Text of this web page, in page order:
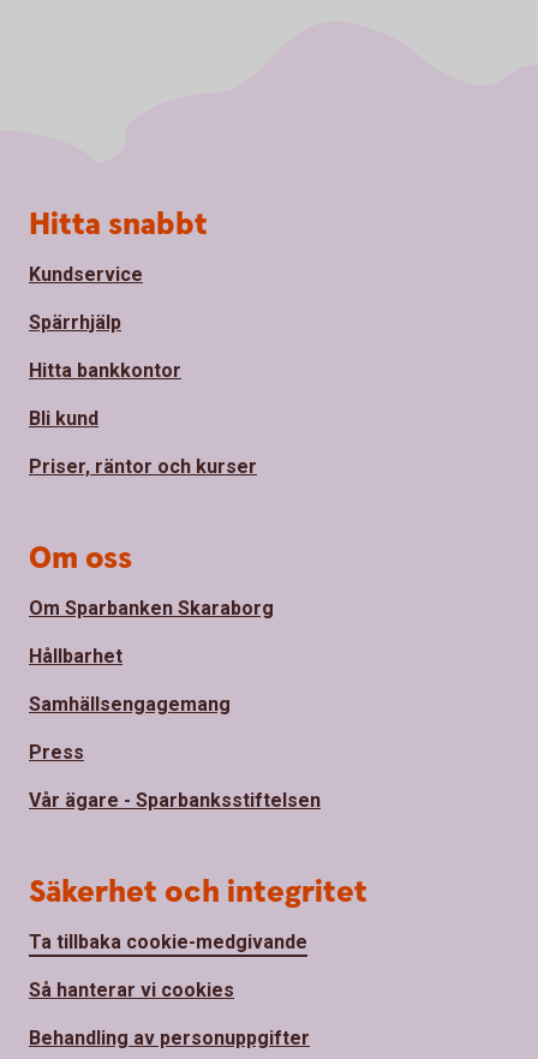
Sidfot
Hitta snabbt
Kundservice
Spärrhjälp
Hitta bankkontor
Bli kund
Priser, räntor och kurser
Om oss
Om Sparbanken Skaraborg
Hållbarhet
Samhällsengagemang
Press
Vår ägare - Sparbanksstiftelsen
Säkerhet och integritet
Ta tillbaka cookie-medgivande
Så hanterar vi cookies
Behandling av personuppgifter